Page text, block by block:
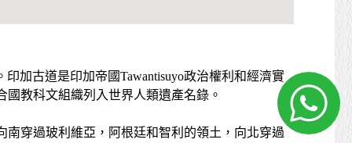
印加古道是印加帝國Tawantisuyo政治權利和經濟實
教科文組織列入世界人類遺產名錄。
穿過玻利維亞，阿根廷和智利的領土，向北穿過